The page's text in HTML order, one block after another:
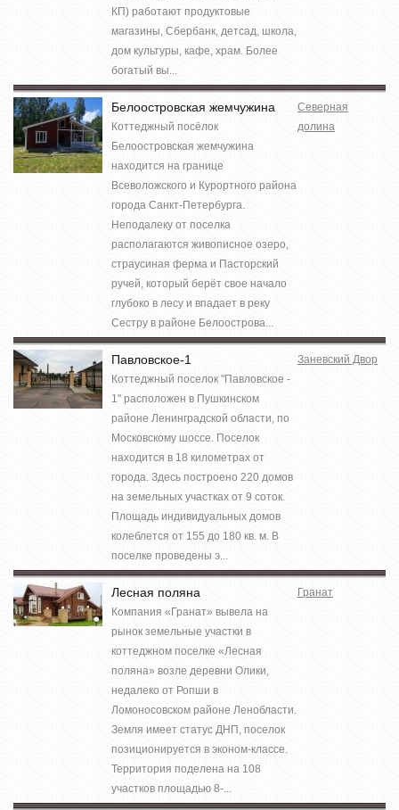
КП) работают продуктовые
магазины, Сбербанк, детсад, школа,
дом культуры, кафе, храм. Более
богатый вы...
Белоостровская жемчужина
Коттеджный посёлок
Белоостровская жемчужина
находится на границе
Всеволожского и Курортного района
города Санкт-Петербурга.
Неподалеку от поселка
располагаются живописное озеро,
страусиная ферма и Пасторский
ручей, который берёт свое начало
глубоко в лесу и впадает в реку
Сестру в районе Белоострова...
Северная
долина
Павловское-1
Коттеджный поселок "Павловское -
1" расположен в Пушкинском
районе Ленинградской области, по
Московскому шоссе. Поселок
находится в 18 километрах от
города. Здесь построено 220 домов
на земельных участках от 9 соток.
Площадь индивидуальных домов
колеблется от 155 до 180 кв. м. В
поселке проведены э...
Заневский Двор
Лесная поляна
Компания «Гранат» вывела на
рынок земельные участки в
коттеджном поселке «Лесная
поляна» возле деревни Олики,
недалеко от Ропши в
Ломоносовском районе Ленобласти.
Земля имеет статус ДНП, поселок
позиционируется в эконом-классе.
Территория поделена на 108
участков площадью 8-...
Гранат